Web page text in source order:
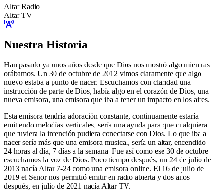
Altar Radio
Altar TV
Nuestra Historia
Han pasado ya unos años desde que Dios nos mostró algo mientras
orábamos. Un 30 de octubre de 2012 vimos claramente que algo
nuevo estaba a punto de nacer. Escuchamos con claridad una
instrucción de parte de Dios, había algo en el corazón de Dios, una
nueva emisora, una emisora que iba a tener un impacto en los aires.
Esta emisora tendría adoración constante, continuamente estaría
emitiendo melodías verticales, sería una ayuda para que cualquiera
que tuviera la intención pudiera conectarse con Dios. Lo que iba a
nacer sería más que una emisora musical, sería un altar, encendido
24 horas al día, 7 días a la semana. Fue así como ese 30 de octubre
escuchamos la voz de Dios. Poco tiempo después, un 24 de julio de
2013 nacía Altar 7-24 como una emisora online. El 16 de julio de
2019 el Señor nos permitió emitir en radio abierta y dos años
después, en julio de 2021 nacía Altar TV.